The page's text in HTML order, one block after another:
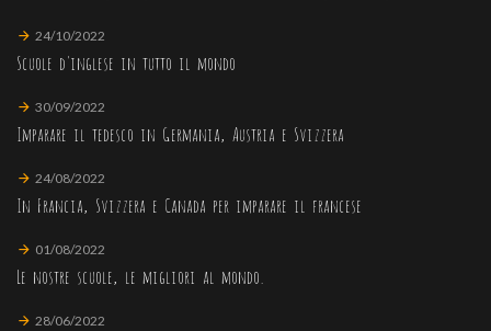
24/10/2022
Scuole d'inglese in tutto il mondo
30/09/2022
Imparare il tedesco in Germania, Austria e Svizzera
24/08/2022
In Francia, Svizzera e Canada per imparare il francese
01/08/2022
Le nostre scuole, le migliori al mondo.
28/06/2022